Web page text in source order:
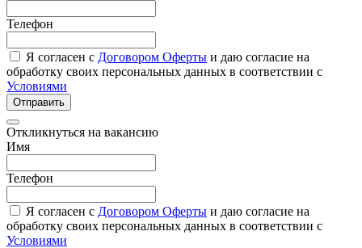
Телефон
Я согласен с Договором Оферты и даю согласие на
обработку своих персональных данных в соответствии с
Условиями
Отправить
Откликнуться на вакансию
Имя
Телефон
Я согласен с Договором Оферты и даю согласие на
обработку своих персональных данных в соответствии с
Условиями